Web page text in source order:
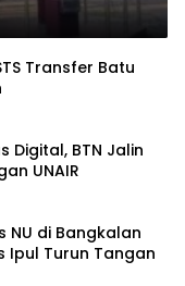
Transfer Batu
Digital, BTN Jalin
UNAIR
NU di Bangkalan
Ipul Turun Tangan